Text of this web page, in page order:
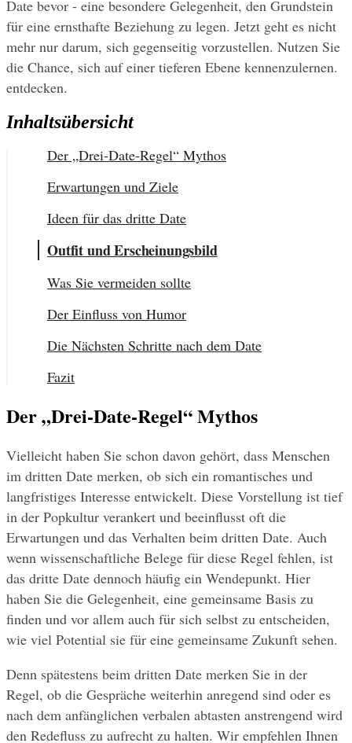
Date bevor - eine besondere Gelegenheit, den Grundstein
für eine ernsthafte Beziehung zu legen. Jetzt geht es nicht
mehr nur darum, sich gegenseitig vorzustellen. Nutzen Sie
die Chance, sich auf einer tieferen Ebene kennenzulernen.
entdecken.
Inhaltsübersicht
Der „Drei-Date-Regel“ Mythos
Erwartungen und Ziele
Ideen für das dritte Date
Outfit und Erscheinungsbild
Was Sie vermeiden sollte
Der Einfluss von Humor
Die Nächsten Schritte nach dem Date
Fazit
Der „Drei-Date-Regel“ Mythos
Vielleicht haben Sie schon davon gehört, dass Menschen
im dritten Date merken, ob sich ein romantisches und
langfristiges Interesse entwickelt. Diese Vorstellung ist tief
in der Popkultur verankert und beeinflusst oft die
Erwartungen und das Verhalten beim dritten Date. Auch
wenn wissenschaftliche Belege für diese Regel fehlen, ist
das dritte Date dennoch häufig ein Wendepunkt. Hier
haben Sie die Gelegenheit, eine gemeinsame Basis zu
finden und vor allem auch für sich selbst zu entscheiden,
wie viel Potential sie für eine gemeinsame Zukunft sehen.
Denn spätestens beim dritten Date merken Sie in der
Regel, ob die Gespräche weiterhin anregend sind oder es
nach dem anfänglichen verbalen abtasten anstrengend wird
den Redefluss zu aufrecht zu halten. Wir empfehlen Ihnen